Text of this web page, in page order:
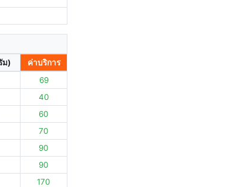
ม)
ค่าบริการ
69
40
60
70
90
90
170